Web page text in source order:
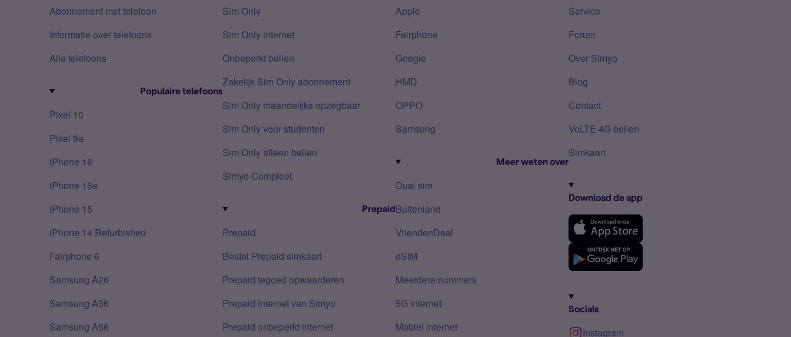
Abonnement met telefoon
Informatie over telefoons
Alle telefoons
Populaire telefoons
Pixel 10
Pixel 9a
iPhone 16
iPhone 16e
iPhone 15
iPhone 14 Refurbished
Fairphone 6
Samsung A26
Samsung A36
Samsung A56
Sim Only
Sim Only internet
Onbeperkt bellen
Zakelijk Sim Only abonnement
Sim Only maandelijks opzegbaar
Sim Only voor studenten
Sim Only alleen bellen
Simyo Compleet
Prepaid
Prepaid
Bestel Prepaid simkaart
Prepaid tegoed opwaarderen
Prepaid internet van Simyo
Prepaid onbeperkt internet
Apple
Fairphone
Google
HMD
OPPO
Samsung
Meer weten over
Dual sim
Buitenland
VriendenDeal
eSIM
Meerdere nummers
5G internet
Mobiel internet
Service
Forum
Over Simyo
Blog
Contact
VoLTE 4G bellen
Simkaart
Download de app
Socials
Instagram